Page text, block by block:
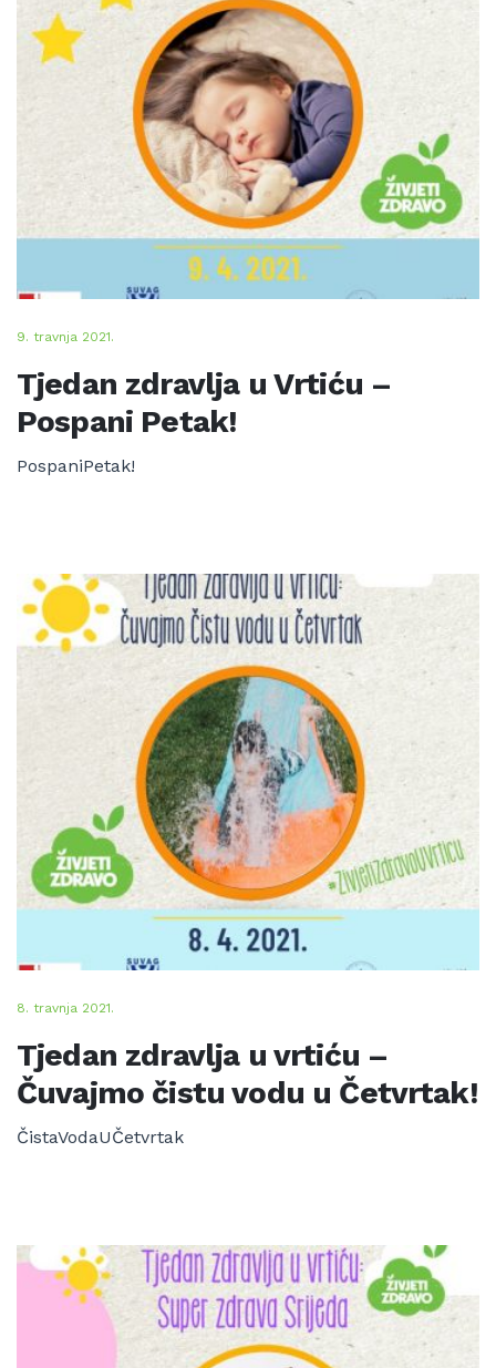
9. travnja 2021.
Tjedan zdravlja u Vrtiću –
Pospani Petak!
PospaniPetak!
8. travnja 2021.
Tjedan zdravlja u vrtiću –
Čuvajmo čistu vodu u Četvrtak!
ČistaVodaUČetvrtak